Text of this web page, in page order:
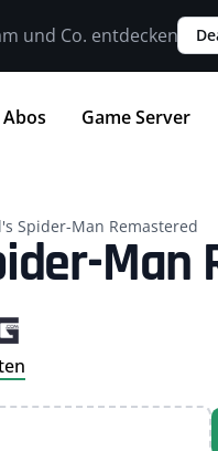
und Co. entdecken
Abos Game Server
Spider-Man Remastered
Man